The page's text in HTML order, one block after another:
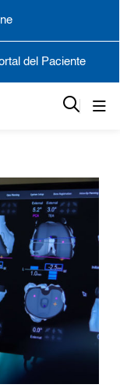
del Paciente